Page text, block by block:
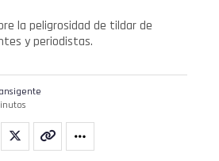
la peligrosidad de tildar de
y periodistas.